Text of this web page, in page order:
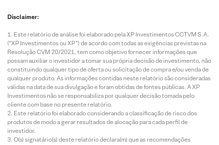
Disclaimer:
Este relatório de análise foi elaborado pela XP Investimentos CCTVM S.A.
(“XP Investimentos ou XP”) de acordo com todas as exigências previstas na
Resolução CVM 20/2021, tem como objetivo fornecer informações que
possam auxiliar o investidor a tomar sua própria decisão de investimento, não
constituindo qualquer tipo de oferta ou solicitação de compra e/ou venda de
qualquer produto. As informações contidas neste relatório são consideradas
válidas na data de sua divulgação e foram obtidas de fontes públicas. A XP
Investimentos não se responsabiliza por qualquer decisão tomada pelo
cliente com base no presente relatório.
Este relatório foi elaborado considerando a classificação de risco dos
produtos de modo a gerar resultados de alocação para cada perfil de
investidor.
O(s) signatário(s) deste relatório declara(m) que as recomendações